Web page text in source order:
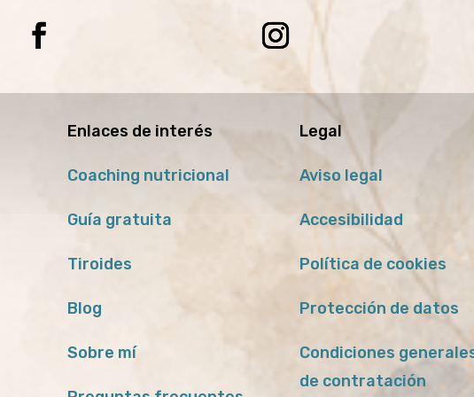
Enlaces de interés
Coaching nutricional
Guía gratuita
Tiroides
Blog
Sobre mí
Legal
Aviso legal
Accesibilidad
Política de cookies
Protección de datos
Condiciones
de contratación